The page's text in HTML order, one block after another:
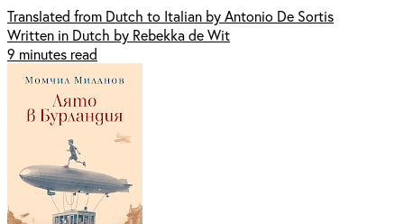
Translated from Dutch to Italian by Antonio De Sortis
Written in Dutch by Rebekka de Wit
9 minutes read